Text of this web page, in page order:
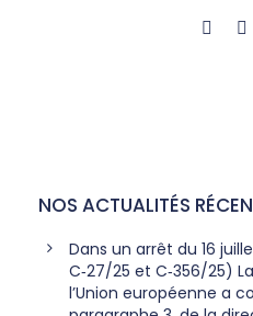
NOS ACTUALITÉS
Dans un arrêt du 16
C‑27/25 et C‑356/25)
l’Union européenne a